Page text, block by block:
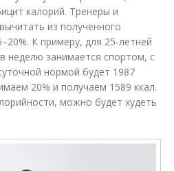
калорий. Тренеры и
из полученного
К примеру, для 25-летней
неделю занимается спортом, с
нормой будет 1987
20% и получаем 1589 ккал.
можно будет худеть